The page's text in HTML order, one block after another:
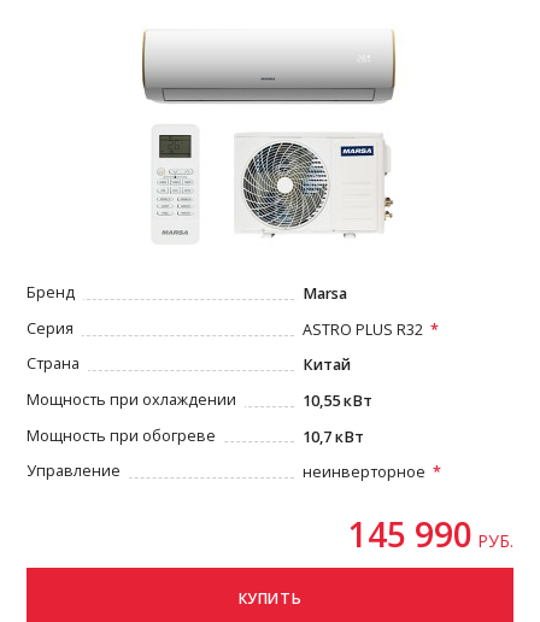
Бренд
Marsa
Серия
ASTRO PLUS R32
Страна
Китай
Мощность при охлаждении
10,55 кВт
Мощность при обогреве
10,7 кВт
Управление
неинверторное
145 990 РУБ.
КУПИТЬ